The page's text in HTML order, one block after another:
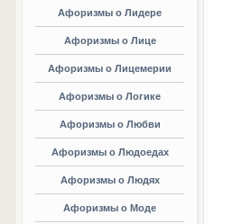
Афоризмы о Лидере
Афоризмы о Лице
Афоризмы о Лицемерии
Афоризмы о Логике
Афоризмы о Любви
Афоризмы о Людоедах
Афоризмы о Людях
Афоризмы о Моде